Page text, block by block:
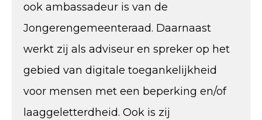
ook ambassadeur is van de
Jongerengemeenteraad. Daarnaast
werkt zij als adviseur en spreker op het
gebied van digitale toegankelijkheid
voor mensen met een beperking en/of
laaggeletterdheid. Ook is zij